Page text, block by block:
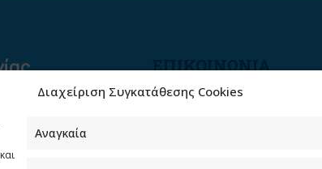
Διαχείριση Συγκατάθεσης Cookies
και
Αναγκαία
ΕΠΙΚΟΙΝΩΝΙΑ
Φραγκούδη 11 &